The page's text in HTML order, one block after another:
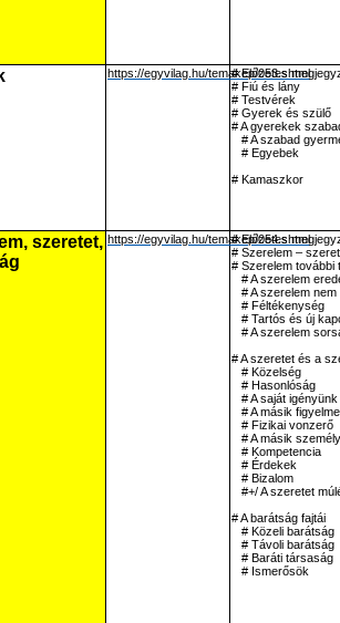
https://egyvilag.hu/temakep/053.shtml
# Előzetes
# Fiú és lány
# Testvérek
# Gyerek és szülő
# A gyerekek
# A szabad
# Egyebek
# Kamaszkor
szeretet, https://egyvilag.hu/temakep/054.shtml
# Előzetes
# Szerelem –
# Szerelem további
# A szerelem
# A szerelem nem
# Féltékenység
# Tartós és új
# A szerelem
# A szeretet és a
# Közelség
# Hasonlóság
# A saját
# A másik
# Fizikai vonzerő
# A másik
# Kompetencia
# Érdekek
# Bizalom
#+/ A szeretet
# A barátság fajtái
# Közeli barátság
# Távoli barátság
# Baráti társaság
# Ismerősök